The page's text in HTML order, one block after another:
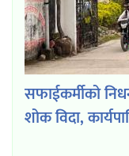
सफाईकर्मीको
शोक विदा,